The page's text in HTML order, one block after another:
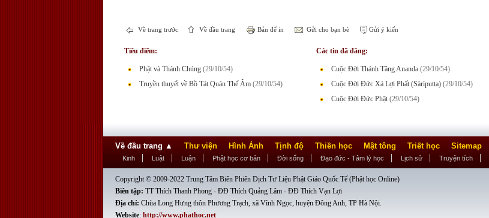
Về trang trước Về đầu trang Bản để in Gửi cho bạn bè Gửi ý kiến
Tiêu điểm:
Phật và Thánh Chúng (29/10/54)
Truyền thuyết về Bồ Tát Quán Thế Âm (29/10/54)
Các tin đã đăng:
Cuộc Đời Thánh Tăng Ananda (29/10/54)
Cuộc Ðời Ðức Xá Lợi Phất (Sàrìputta) (29/10/54)
Cuộc Đời Đức Phật (29/10/54)
Về đầu trang ▲ Thư viện Hình Ảnh Tịnh độ Thiền học Mật tông Triết học Sitemap
Kinh Luật Luận Phật học cơ bản Đời sống Đạo đức - Tâm lý học Lịch sử Truyện tích
Copyright © 2009-2022 Trung Tâm Biên Phiên Dịch Tư Liệu Phật Giáo Quốc Tế (Phật học Online)
Biên tập: TT Thích Thanh Phong - ĐĐ Thích Quảng Lâm - ĐĐ Thích Vạn Lợi
Địa chỉ: Chùa Long Hưng thôn Phương Trạch, xã Vĩnh Ngọc, huyện Đông Anh, TP Hà Nội.
Website: http://www.phathoc.net